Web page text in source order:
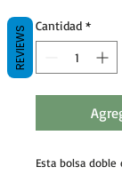
Cantidad *
Esta bolsa doble
REVIEWS